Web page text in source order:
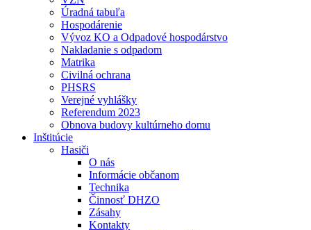
Úradná tabuľa
Hospodárenie
Vývoz KO a Odpadové hospodárstvo
Nakladanie s odpadom
Matrika
Civilná ochrana
PHSRS
Verejné vyhlášky
Referendum 2023
Obnova budovy kultúrneho domu
Inštitúcie
Hasiči
O nás
Informácie občanom
Technika
Činnosť DHZO
Zásahy
Kontakty